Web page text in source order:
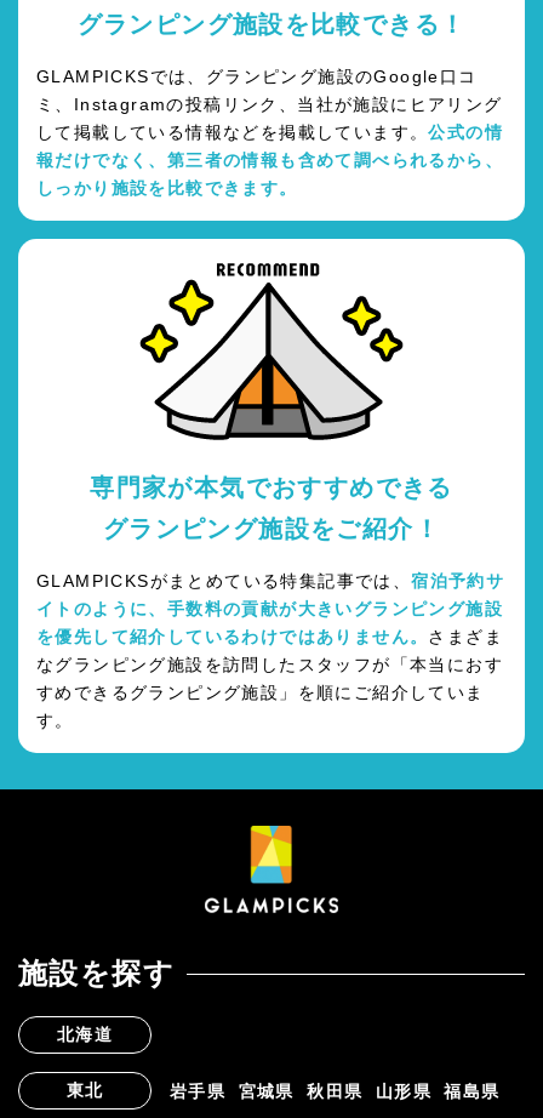
グランピング施設を比較できる！
GLAMPICKSでは、グランピング施設のGoogle口コ
ミ、Instagramの投稿リンク、当社が施設にヒアリング
して掲載している情報などを掲載しています。公式の情
報だけでなく、第三者の情報も含めて調べられるから、
しっかり施設を比較できます。
専門家が本気でおすすめできる
グランピング施設をご紹介！
GLAMPICKSがまとめている特集記事では、宿泊予約サ
イトのように、手数料の貢献が大きいグランピング施設
を優先して紹介しているわけではありません。 さまざま
なグランピング施設を訪問したスタッフが「本当におす
すめできるグランピング施設」を順にご紹介していま
す。
施設を探す
北海道
東北 岩手県 宮城県 秋田県 山形県 福島県